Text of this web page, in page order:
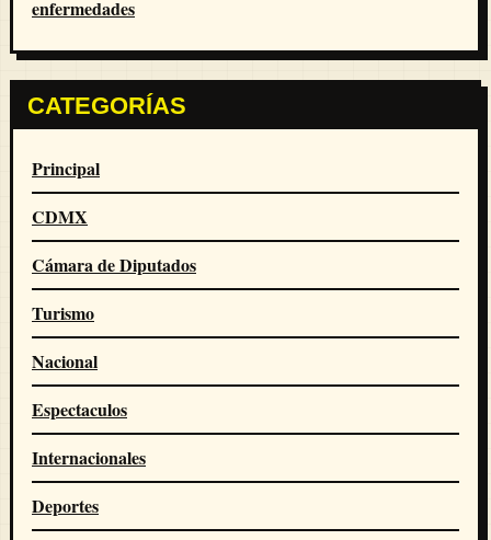
enfermedades
CATEGORÍAS
Principal
CDMX
Cámara de Diputados
Turismo
Nacional
Espectaculos
Internacionales
Deportes